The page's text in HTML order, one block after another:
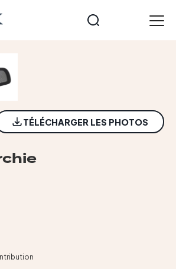
CuirTÉLÉCHARGER LES PHOTOS